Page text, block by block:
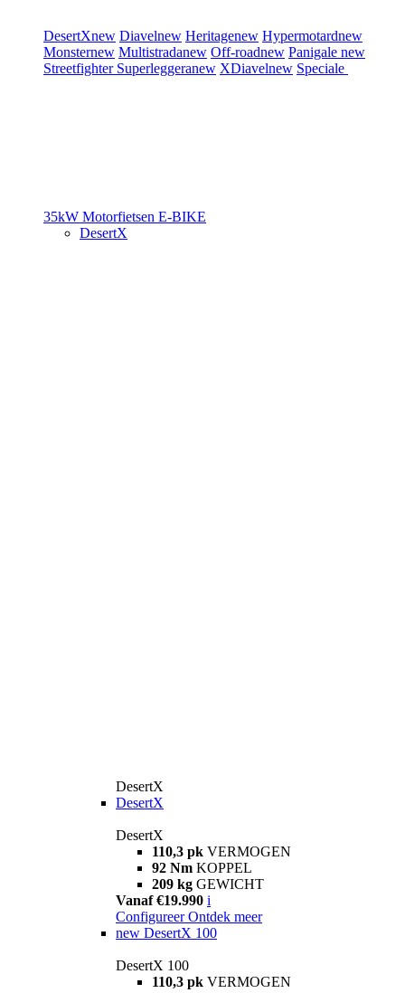
DesertXnew Diavelnew Heritagenew Hypermotardnew
Monsternew Multistradanew Off-roadnew Panigale new
Streetfighter Superleggeranew XDiavelnew Speciale
35kW Motorfietsen E-BIKE
DesertX
DesertX
DesertX
DesertX
110,3 pk VERMOGEN
92 Nm KOPPEL
209 kg GEWICHT
Vanaf €19.990 i
Configureer Ontdek meer
new DesertX 100
DesertX 100
110,3 pk VERMOGEN